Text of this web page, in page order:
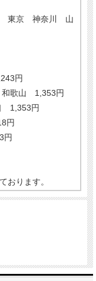
東京 神奈川 山
円
歌山 1,353円
円
円
おります。